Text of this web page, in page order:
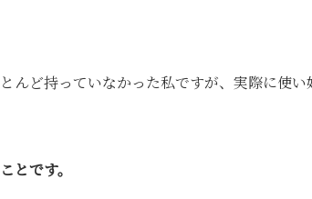
んど持っていなかった私ですが、実際に使い
とです。